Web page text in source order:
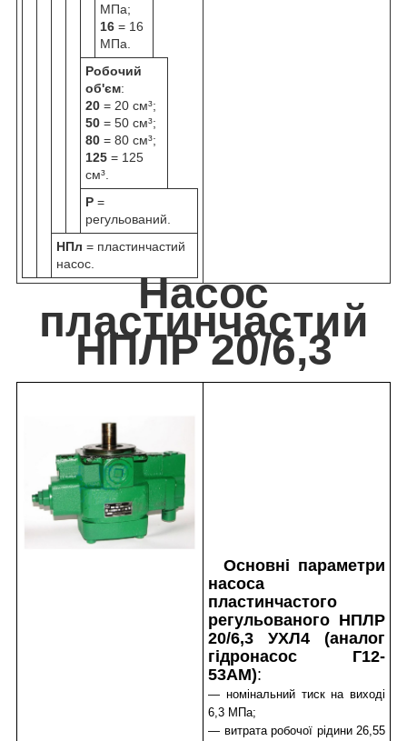
МПа;
16 = 16
МПа.
Робочий
об'єм:
20 = 20 см³;
50 = 50 см³;
80 = 80 см³;
125 = 125
см³.
Р =
регульований.
НПл = пластинчастий
насос.
Насос
пластинчастий
НПЛР 20/6,3
Основні параметри
насоса
пластинчастого
регульованого НПЛР
20/6,3 УХЛ4 (аналог
гідронасос Г12-
53АМ):
— номінальний тиск на виході
6,3 МПа;
— витрата робочої рідини 26,55